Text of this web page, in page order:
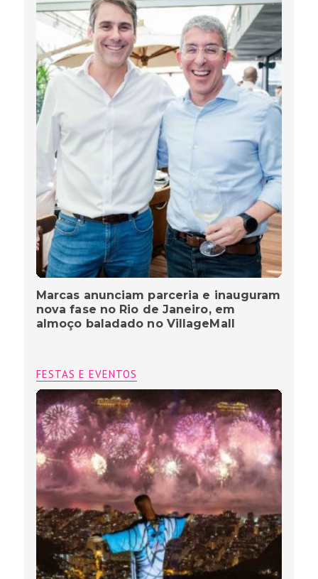
Marcas anunciam parceria e inauguram
nova fase no Rio de Janeiro, em
almoço baladado no VillageMall
FESTAS E EVENTOS